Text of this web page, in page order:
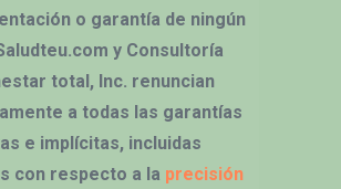
o garantía de ningún
y Consultoría
total, Inc. renuncian
a todas las garantías
e implícitas, incluidas
con respecto a la precisión